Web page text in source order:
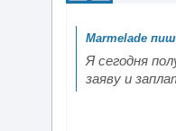
Я сегодня
заяву и